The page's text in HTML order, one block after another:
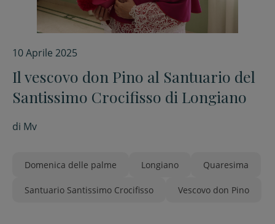
10 Aprile 2025
Il vescovo don Pino al Santuario del
Santissimo Crocifisso di Longiano
di Mv
Domenica delle palme Longiano Quaresima
Santuario Santissimo Crocifisso Vescovo don Pino